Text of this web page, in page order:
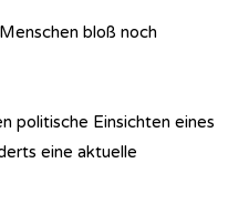
bloß noch
politische Einsichten eines
eine aktuelle